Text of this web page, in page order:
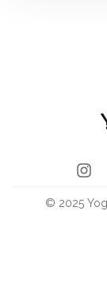
© 2025